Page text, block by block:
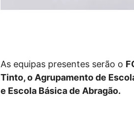
As equipas presentes serão o
Tinto, o Agrupamento de
e Escola Básica de Abragão.